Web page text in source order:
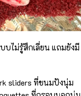
บไม่รู้สึกเลี่ยน แถมยังมี
sliders ที่ขนมปังนุ่ม